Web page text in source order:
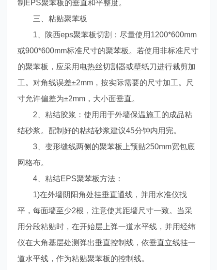
制EPS聚苯板的垂直和平整度。
三、粘贴聚苯板
1、陕西eps聚苯板切割：尽量使用1200*600mm
或900*600mm标准尺寸的聚苯板。若使用非标准尺寸
的聚苯板，应采用电热丝切割器或壁纸刀进行裁剪加
工。对角线误差±2mm，按实际需要的尺寸加工。尺
寸允许偏差为±2mm，大小面垂直。
2、粘结胶浆：使用用于外墙保温施工的成品粘
结砂浆。配制好的粘结砂浆建议45分钟内用完。
3、变形缝线两侧的聚苯板上预贴250mm宽包底
网格布。
4、粘结EPS聚苯板方法：
1)在外墙阴阳角处挂垂直通线，并用水准仪找
平，每面墙至少2根，注意使其距墙尺寸一致。当采
用分段粘贴时，在开始层上弹一道水平线，并用经纬
仪在大角基层处测弹出垂直控制线，依垂直立线挂一
道水平线，作为粘贴聚苯板的控制线。